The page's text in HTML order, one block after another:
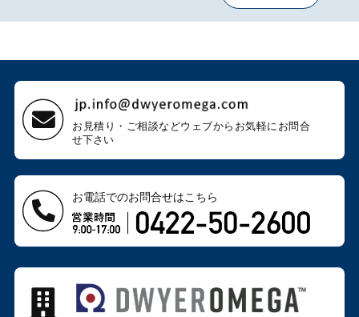
お見積り・ご相談などウェブから お気軽にお問合
せ下さい
お電話でのお問合せはこちら